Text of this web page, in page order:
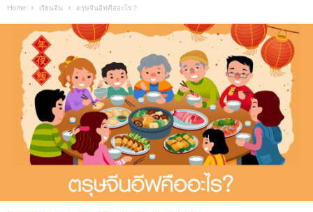
Home เรียนจีน ตรุษจีนอีฟคืออะไร？